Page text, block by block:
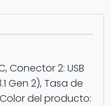
Conector 2: USB
Gen 2), Tasa de
del producto: